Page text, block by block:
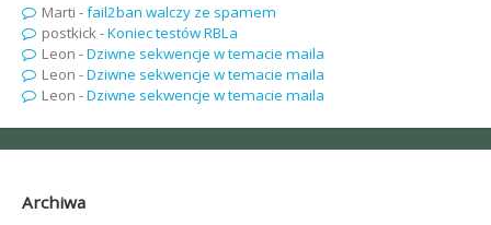
Marti -fail2ban walczy ze spamem
postkick-Koniec testów RBLa
Leon -Dziwne sekwencje w temacie maila
Leon -Dziwne sekwencje w temacie maila
Leon -Dziwne sekwencje w temacie maila
Archiwa